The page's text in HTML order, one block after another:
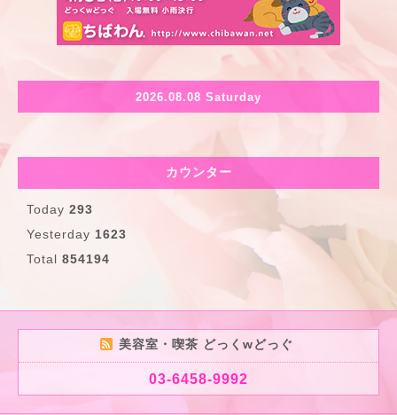
2026.08.08 Saturday
カウンター
Today 293
Yesterday 1623
Total 854194
美容室・喫茶 どっくwどっぐ
03-6458-9992